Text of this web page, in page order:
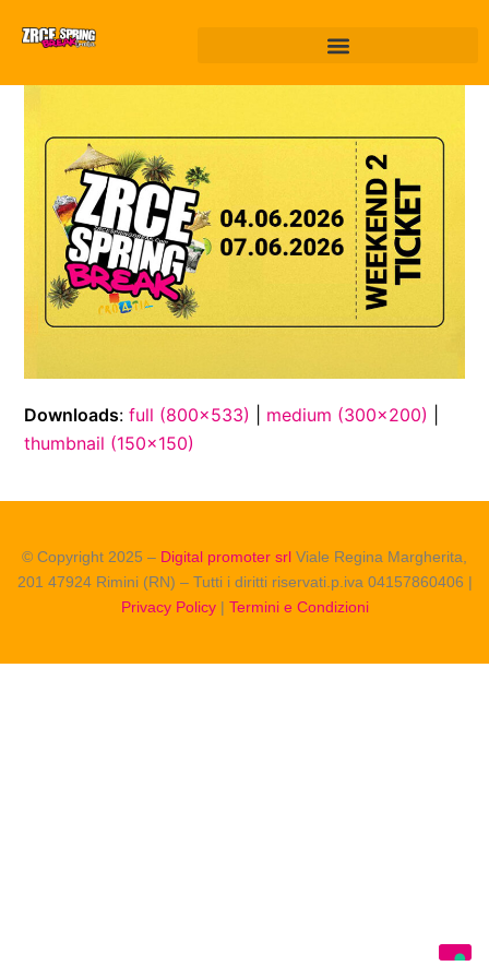
Downloads:full (800x533) medium (300x200)
thumbnail (150x150)
© Copyright 2025 – Digital promoter srl Viale Regina Margherita,
201 47924 Rimini (RN) – Tutti i diritti riservati.p.iva 04157860406 |
Privacy Policy| Termini e Condizioni